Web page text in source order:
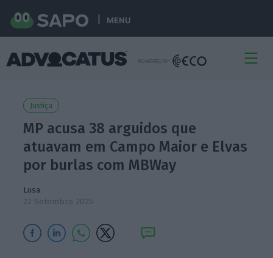
MENU
Justiça
MP acusa 38 arguidos que
atuavam em Campo Maior e Elvas
por burlas com MBWay
Lusa
22 Setembro 2025